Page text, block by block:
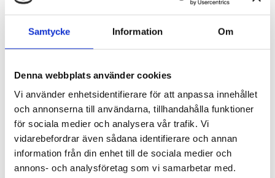
Samtycke Information Om
Denna webbplats använder cookies
Vi använder enhetsidentifierare för att anpassa innehållet
och annonserna till användarna, tillhandahålla funktioner
för sociala medier och analysera vår trafik. Vi
vidarebefordrar även sådana identifierare och annan
information från din enhet till de sociala medier och
annons- och analysföretag som vi samarbetar med.
Köp Köp